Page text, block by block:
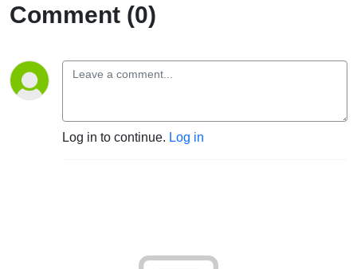
Comment (0)
Log in to continue. Log in